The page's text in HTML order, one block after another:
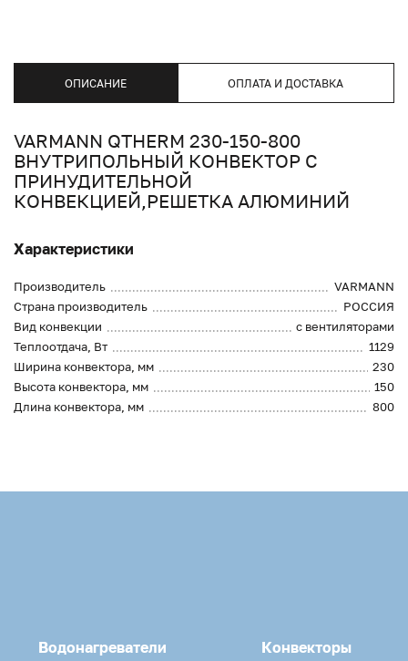
ОПИСАНИЕ ОПЛАТА И ДОСТАВКА
VARMANN QTHERM 230-150-800
ВНУТРИПОЛЬНЫЙ КОНВЕКТОР С
ПРИНУДИТЕЛЬНОЙ
КОНВЕКЦИЕЙ,РЕШЕТКА АЛЮМИНИЙ
Характеристики
Производитель
VARMANN
Страна производитель
РОССИЯ
Вид конвекции
с вентиляторами
Теплоотдача, Вт
1129
Ширина конвектора, мм
230
Высота конвектора, мм
150
Длина конвектора, мм
800
Водонагреватели Конвекторы